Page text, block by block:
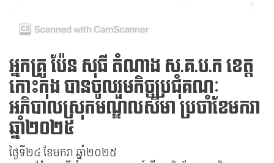
អ្នកគ្រូ ប៉ែន សុធី តំណាង​ ស.គ.ប.ក ខេត្ត
កោះកុង បានចូលរួមកិច្ចប្រជុំគណៈ
អភិបាលស្រុកមណ្ឌលសីមា ប្រចាំខែមករា
ឆ្នាំ២០២៥
ថ្ងៃទី២៤ ខែមករា ឆ្នាំ២០២៥